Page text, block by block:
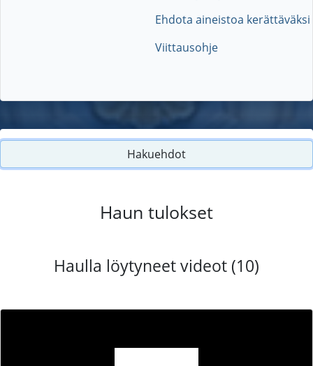
Ehdota aineistoa kerättäväksi
Viittausohje
Hakuehdot
Haun tulokset
Haulla löytyneet videot (10)